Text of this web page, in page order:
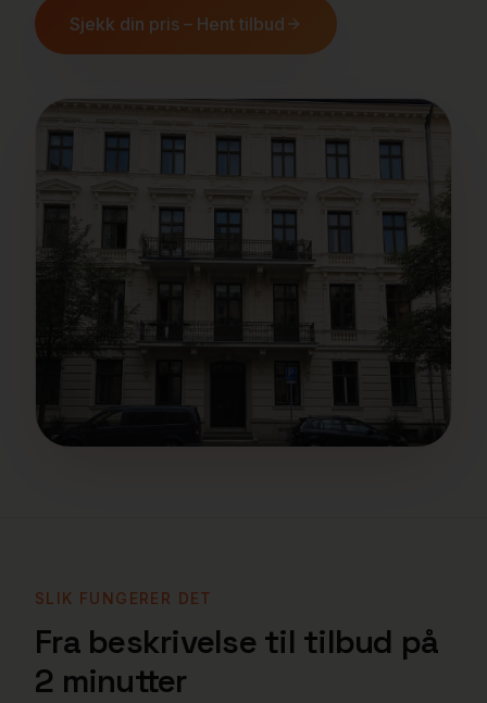
Sjekk din pris – Hent tilbud
SLIK FUNGERER DET
Fra beskrivelse til tilbud på
2 minutter